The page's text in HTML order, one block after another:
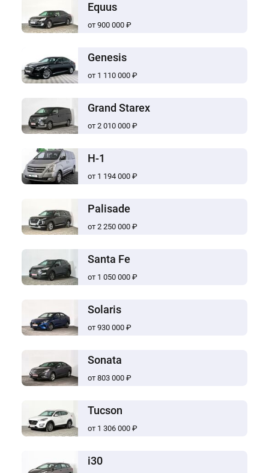
Equus
от 900 000 ₽
Genesis
от 1 110 000 ₽
Grand Starex
от 2 010 000 ₽
H-1
от 1 194 000 ₽
Palisade
от 2 250 000 ₽
Santa Fe
от 1 050 000 ₽
Solaris
от 930 000 ₽
Sonata
от 803 000 ₽
Tucson
от 1 306 000 ₽
i30